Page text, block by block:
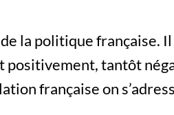
la politique française.
positivement, tantôt
française on